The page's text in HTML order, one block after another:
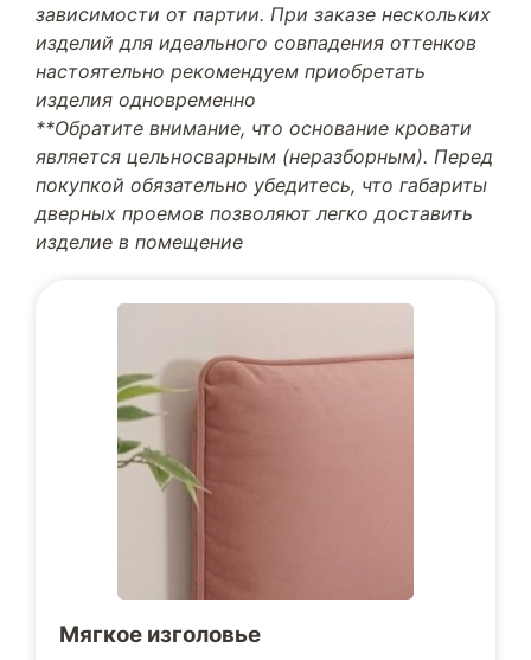
зависимости от партии. При заказе нескольких
изделий для идеального совпадения оттенков
настоятельно рекомендуем приобретать
изделия одновременно
**Обратите внимание, что основание кровати
является цельносварным (неразборным). Перед
покупкой обязательно убедитесь, что габариты
дверных проемов позволяют легко доставить
изделие в помещение
Мягкое изголовье